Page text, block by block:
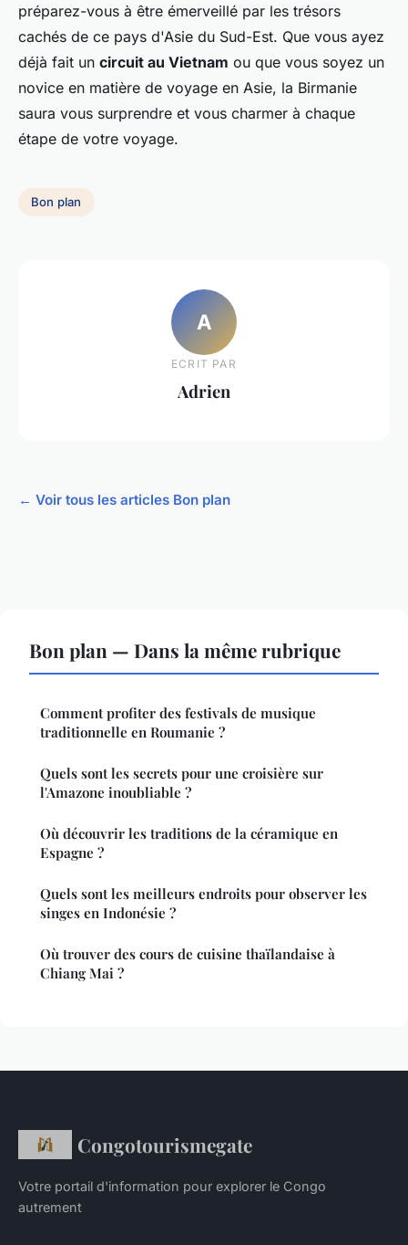
préparez-vous à être émerveillé par les trésors
cachés de ce pays d'Asie du Sud-Est. Que vous ayez
déjà fait un circuit au Vietnam ou que vous soyez un
novice en matière de voyage en Asie, la Birmanie
saura vous surprendre et vous charmer à chaque
étape de votre voyage.
Bon plan
A
ECRIT PAR
Adrien
← Voir tous les articles Bon plan
Bon plan — Dans la même rubrique
Comment profiter des festivals de musique
traditionnelle en Roumanie ?
Quels sont les secrets pour une croisière sur
l'Amazone inoubliable ?
Où découvrir les traditions de la céramique en
Espagne ?
Quels sont les meilleurs endroits pour observer les
singes en Indonésie ?
Où trouver des cours de cuisine thaïlandaise à
Chiang Mai ?
Congotourismegate
Votre portail d'information pour explorer le Congo
autrement